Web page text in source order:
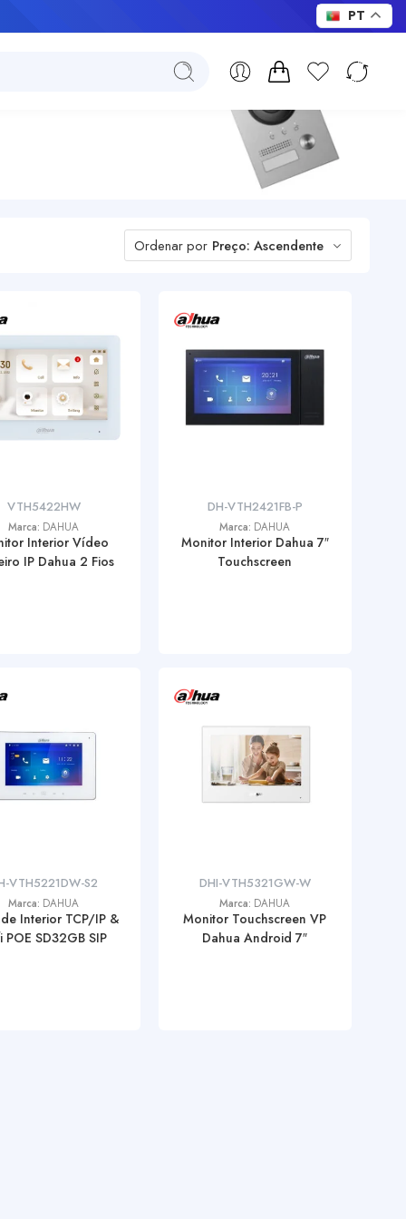
Ordenar por Preço: Ascendente
VTH5422HW
Marca: DAHUA
Interior Vídeo
IP Dahua 2 Fios
DH-VTH2421FB-P
Marca: DAHUA
Monitor Interior Dahua 7″
Touchscreen
VTH5221DW-S2
Marca: DAHUA
Interior TCP/IP &
POE SD32GB SIP
DHI-VTH5321GW-W
Marca: DAHUA
Monitor Touchscreen VP
Dahua Android 7″
PT